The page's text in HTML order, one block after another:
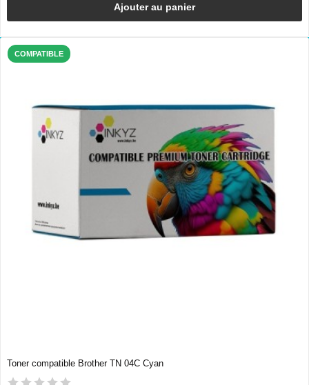
Ajouter au panier
COMPATIBLE
Toner compatible Brother TN 04C Cyan